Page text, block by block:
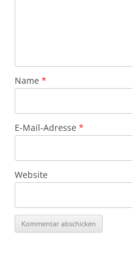
Name *
E-Mail-Adresse *
Website